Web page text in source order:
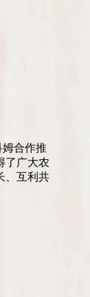
合作推
了广大农
、互利共